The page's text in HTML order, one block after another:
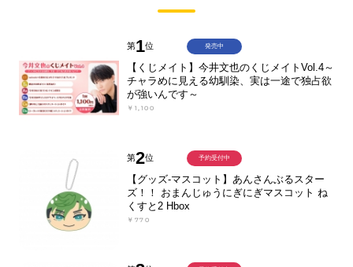
第1位
【くじメイト】今井文也のくじメイトVol.4～
チャラめに見える幼馴染、実は一途で独占欲
が強いんです～
￥1,100
発売中
第2位
【グッズ-マスコット】あんさんぶるスター
ズ！！ おまんじゅうにぎにぎマスコット ね
くすと2 Hbox
￥770
予約受付中